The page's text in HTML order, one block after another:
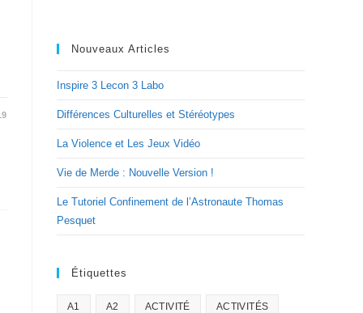
Nouveaux Articles
Inspire 3 Lecon 3 Labo
Différences Culturelles et Stéréotypes
La Violence et Les Jeux Vidéo
Vie de Merde : Nouvelle Version !
Le Tutoriel Confinement de l’Astronaute Thomas
Pesquet
Étiquettes
A1 A2 ACTIVITÉ ACTIVITÉS